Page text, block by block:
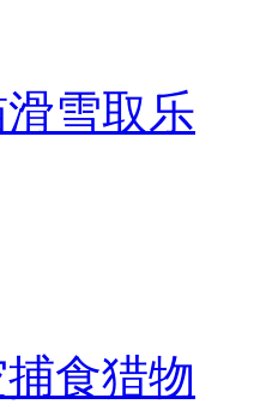
雪取乐
食猎物